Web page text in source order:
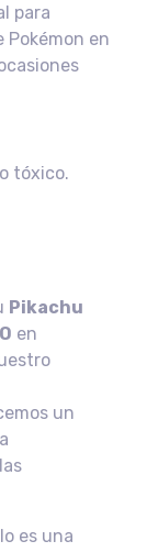
para
en
tóxico.
Pikachu
en
un
es una